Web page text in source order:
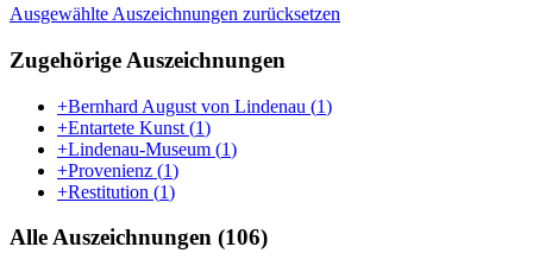
Ausgewählte Auszeichnungen zurücksetzen
Zugehörige Auszeichnungen
+Bernhard August von Lindenau (1)
+Entartete Kunst (1)
+Lindenau-Museum (1)
+Provenienz (1)
+Restitution (1)
Alle Auszeichnungen (106)